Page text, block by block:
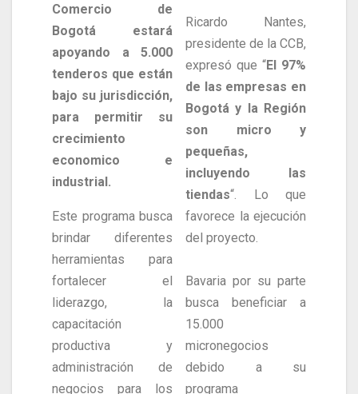
Comercio de
Bogotá estará
apoyando a 5.000
tenderos que están
bajo su jurisdicción,
para permitir su
crecimiento
economico e
industrial.
Este programa busca
brindar diferentes
herramientas para
fortalecer el
liderazgo, la
capacitación
productiva y
administración de
negocios para los
Ricardo Nantes,
presidente de la CCB,
expresó que “El 97%
de las empresas en
Bogotá y la Región
son micro y
pequeñas,
incluyendo las
tiendas“. Lo que
favorece la ejecución
del proyecto.
Bavaria por su parte
busca beneficiar a
15.000
micronegocios
debido a su
programa